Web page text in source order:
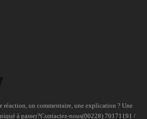
réaction, un commentaire, une explication ? Une
à passer?Contactez-nous(00228) 70171191 /